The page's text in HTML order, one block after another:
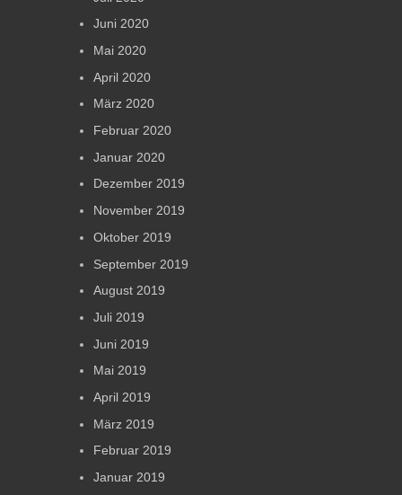
Juni 2020
Mai 2020
April 2020
März 2020
Februar 2020
Januar 2020
Dezember 2019
November 2019
Oktober 2019
September 2019
August 2019
Juli 2019
Juni 2019
Mai 2019
April 2019
März 2019
Februar 2019
Januar 2019